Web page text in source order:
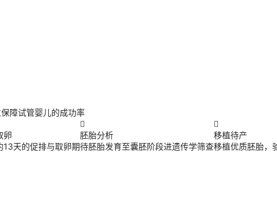
障试管婴儿的成功率
卵
13天的促排与取卵期

胚胎分析
待胚胎发育至囊胚阶段进遗传学筛查

移植待产
移植优质胚胎，